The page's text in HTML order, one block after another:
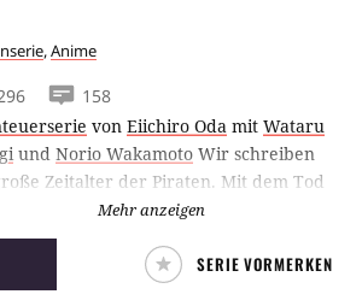
der Wikingerzeit im Frühmittelalter.
,Anime
158
von Eiichiro Oda mit Wataru
und Norio Wakamoto Wir schreiben
Zeitalter der Piraten. Mit dem Tod
Piratenkönigs Gold Roger begann
nach dem begehrten “One Piece”,
Schatz der Welt. Diesen hatte
noch kurz vor seiner Hinrichtung
Mehr anzeigen
SERIE VORMERKEN